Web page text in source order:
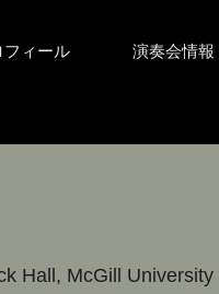
フィール 演奏会情報
Hall, McGill University